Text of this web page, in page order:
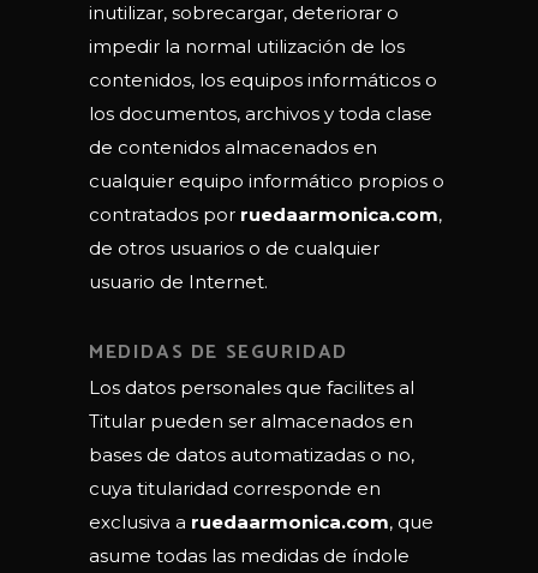
inutilizar, sobrecargar, deteriorar o
impedir la normal utilización de los
contenidos, los equipos informáticos o
los documentos, archivos y toda clase
de contenidos almacenados en
cualquier equipo informático propios o
contratados por ruedaarmonica.com,
de otros usuarios o de cualquier
usuario de Internet.
MEDIDAS DE SEGURIDAD
Los datos personales que facilites al
Titular pueden ser almacenados en
bases de datos automatizadas o no,
cuya titularidad corresponde en
exclusiva a ruedaarmonica.com, que
asume todas las medidas de índole